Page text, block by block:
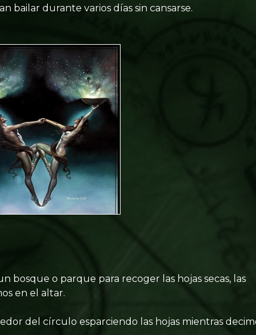
bailar durante varios días sin cansarse.
bosque o parque para recoger las hojas secas, las
en el altar.
del círculo esparciendo las hojas mientras